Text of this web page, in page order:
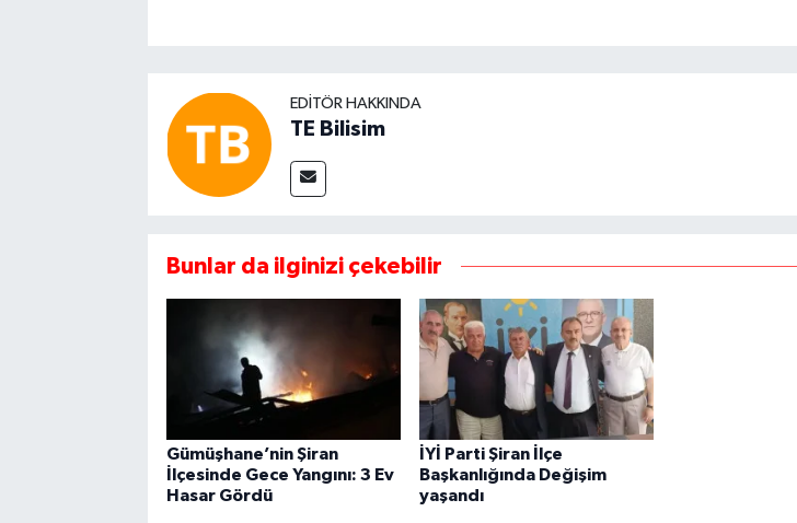
EDITÖR HAKKINDA
TE Bilisim
Bunlar da ilginizi çekebilir
Gümüşhane’nin Şiran
İlçesinde Gece Yangını: 3 Ev
Hasar Gördü
İYİ Parti Şiran İlçe
Başkanlığında Değişim
yaşandı